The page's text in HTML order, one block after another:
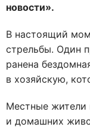
новости».
В настоящий
стрельбы. Один
ранена
в хозяйскую,
Местные жители
и домашних